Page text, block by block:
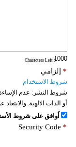
: Characters Left
إلزامي *
شروط الاستخدام
شروط النشر: عدم
أو الذات الالهية.
اُوافق على شروط
Security Code *